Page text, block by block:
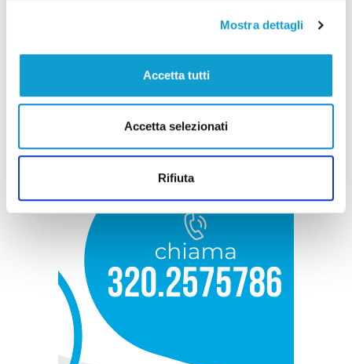
Mostra dettagli
Accetta tutti
Accetta selezionati
Rifiuta